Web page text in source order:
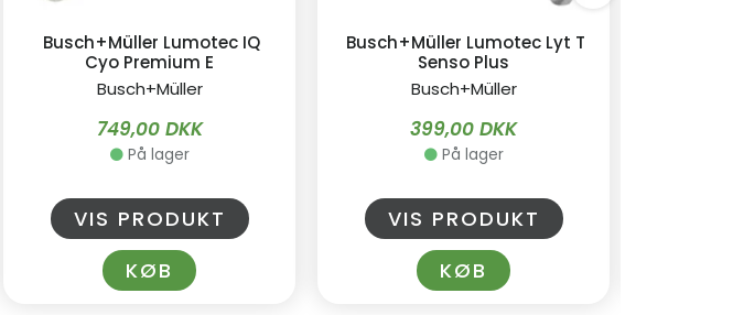
Busch+Müller Lumotec IQ
Cyo Premium E
Busch+Müller
749,00 DKK
På lager
VIS PRODUKT
KØB
Busch+Müller Lumotec Lyt T
Senso Plus
Busch+Müller
399,00 DKK
På lager
VIS PRODUKT
KØB